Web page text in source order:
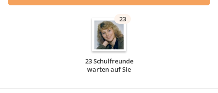
23
23 Schulfreunde
warten auf Sie